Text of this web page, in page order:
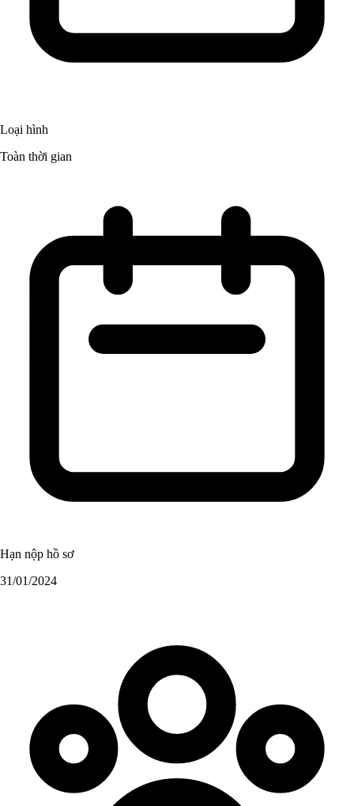
Loại hình
Toàn thời gian
Hạn nộp hồ sơ
31/01/2024